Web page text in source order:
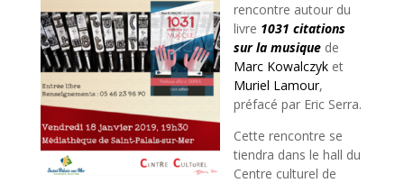
rencontre autour du
livre 1031 citations
sur la musiquede
Marc Kowalczyket
Muriel Lamour,
préfacé par Eric Serra.
Cette rencontre se
tiendra dans le hall du
Centre culturel de